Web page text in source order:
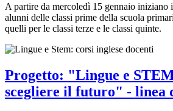
A partire da mercoledì 15 gennaio iniziano
alunni delle classi prime della scuola
quelli per le classi terze e le classi quinte.
Progetto: "Lingue e
scegliere il futuro" - linea